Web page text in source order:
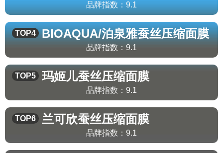
品牌指数： 9.1
TOP4 BIOAQUA/泊泉雅蚕丝压缩面膜
品牌指数： 9.1
TOP5 玛姬儿蚕丝压缩面膜
品牌指数： 9.1
TOP6 兰可欣蚕丝压缩面膜
品牌指数： 9.1